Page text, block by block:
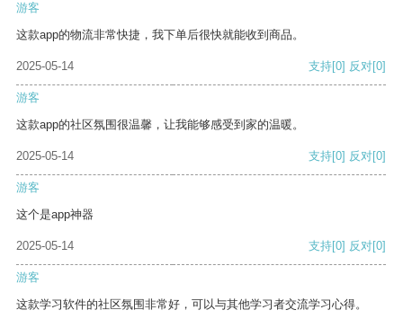
游客
这款app的物流非常快捷，我下单后很快就能收到商品。
2025-05-14 支持[0] 反对[0]
游客
这款app的社区氛围很温馨，让我能够感受到家的温暖。
2025-05-14 支持[0] 反对[0]
游客
这个是app神器
2025-05-14 支持[0] 反对[0]
游客
这款学习软件的社区氛围非常好，可以与其他学习者交流学习心得。